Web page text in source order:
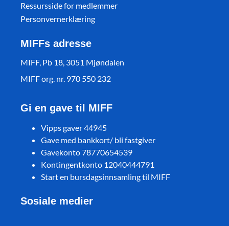
Ressursside for medlemmer
Personvernerklæring
MIFFs adresse
MIFF, Pb 18, 3051 Mjøndalen
MIFF org. nr. 970 550 232
Gi en gave til MIFF
Vipps gaver 44945
Gave med bankkort/ bli fastgiver
Gavekonto 78770654539
Kontingentkonto 12040444791
Start en bursdagsinnsamling til MIFF
Sosiale medier